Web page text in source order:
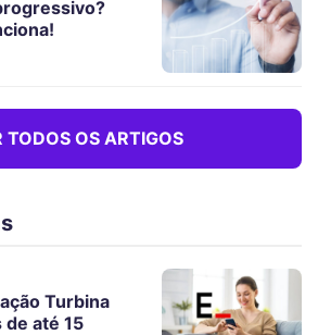
TODOS OS ARTIGOS
Turbina
até 15